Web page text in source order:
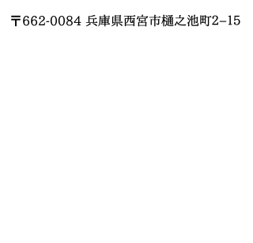
〒662-0084 兵庫県西宮市樋之池町２−１５